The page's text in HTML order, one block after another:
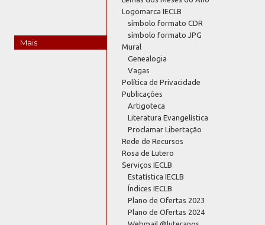
Mais
Logomarca IECLB
símbolo formato CDR
símbolo formato JPG
Mural
Genealogia
Vagas
Política de Privacidade
Publicações
Artigoteca
Literatura Evangelística
Proclamar Libertação
Rede de Recursos
Rosa de Lutero
Serviços IECLB
Estatística IECLB
Índices IECLB
Plano de Ofertas 2023
Plano de Ofertas 2024